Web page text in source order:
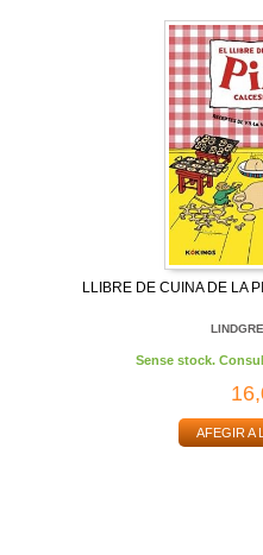
LLIBRE DE CUINA DE LA
Sense stock.
AFEGIR A